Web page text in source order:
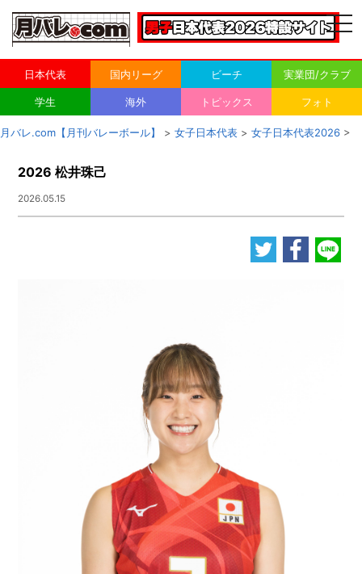
日本代表 国内リーグ ビーチ 実業団/クラブ
学生 海外 トピックス フォト
月バレ.com【月刊バレーボール】 > 女子日本代表 > 女子日本代表2026 >
2026 松井珠己
2026.05.15